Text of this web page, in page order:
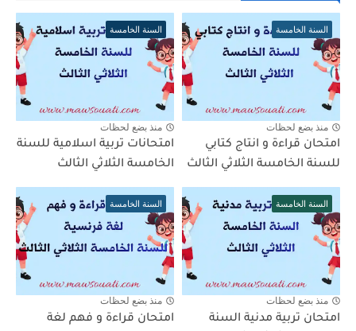
السنة الخامسة
منذ بضع لحظات
امتحان قراءة و انتاج كتابي
للسنة الخامسة الثلاثي الثالث
السنة الخامسة
منذ بضع لحظات
امتحانات تربية اسلامية للسنة
الخامسة الثلاثي الثالث
السنة الخامسة
منذ بضع لحظات
امتحان تربية مدنية السنة
السنة الخامسة
منذ بضع لحظات
امتحان قراءة و فهم لغة